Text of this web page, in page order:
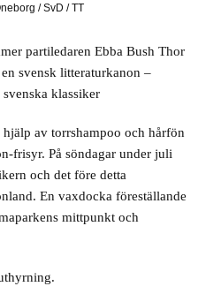
/ SvD / TT
partiledaren Ebba Bush Thor
svensk litteraturkanon –
klassiker
av torrshampoo och hårfön
frisyr. På söndagar under juli
och det före detta
En vaxdocka föreställande
mittpunkt och